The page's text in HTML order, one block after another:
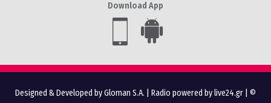
Download App
Designed & Developed by Gloman S.A. Radio powered by live24.gr | ©